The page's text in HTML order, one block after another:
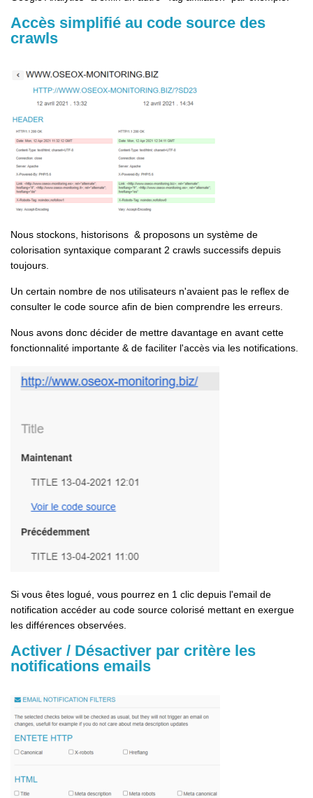
Accès simplifié au code source des
crawls
Nous stockons, historisons & proposons un système de
colorisation syntaxique comparant 2 crawls successifs depuis
toujours.
Un certain nombre de nos utilisateurs n'avaient pas le reflex de
consulter le code source afin de bien comprendre les erreurs.
Nous avons donc décider de mettre davantage en avant cette
fonctionnalité importante & de faciliter l'accès via les notifications.
Si vous êtes logué, vous pourrez en 1 clic depuis l'email de
notification accéder au code source colorisé mettant en exergue
les différences observées.
Activer / Désactiver par critère les
notifications emails